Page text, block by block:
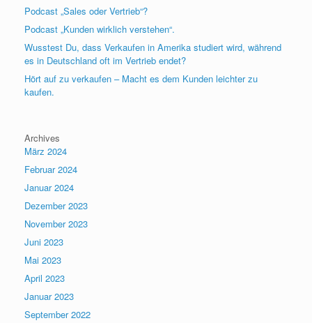
Podcast „Sales oder Vertrieb“?
Podcast „Kunden wirklich verstehen“.
Wusstest Du, dass Verkaufen in Amerika studiert wird, während
es in Deutschland oft im Vertrieb endet?
Hört auf zu verkaufen – Macht es dem Kunden leichter zu
kaufen.
Archives
März 2024
Februar 2024
Januar 2024
Dezember 2023
November 2023
Juni 2023
Mai 2023
April 2023
Januar 2023
September 2022